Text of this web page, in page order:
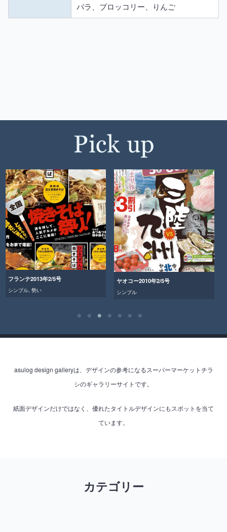
パラ、ブロッコリー、りんご
フランテ2013年2/5号
シンプル, 勢い
ヤオコー2010年2/5号
シンプル
asulog design galleryは、デザインの参考になるスーパーマーケットチラ
シのギャラリーサイトです。
紙面デザインだけではなく、優れたタイトルデザインにもスポットを当て
ています。
カテゴリー